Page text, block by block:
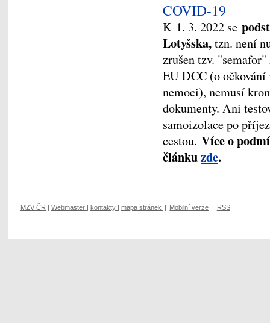
COVID-19
K 1. 3. 2022 se
Lotyšska,tzn. není
zrušen tzv.
EU DCC (o
nemoci), nemusí
dokumenty. Ani
samoizolace po
cestou. Více o
článkuzde.
MZV ČR | Webmaster | kontakty | mapa stránek | Mobilní verze | RSS